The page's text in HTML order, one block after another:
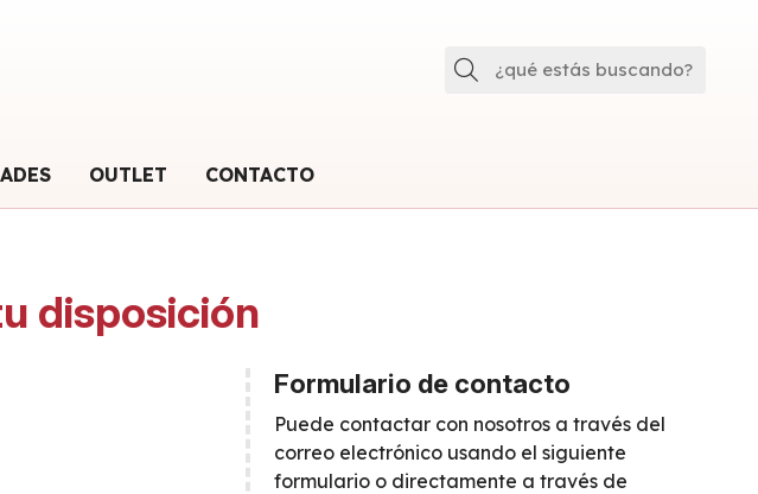
Buscar
OUTLET CONTACTO
disposición
Formulario de contacto
Puede contactar con nosotros a través del
correo electrónico usando el siguiente
formulario o directamente a través de